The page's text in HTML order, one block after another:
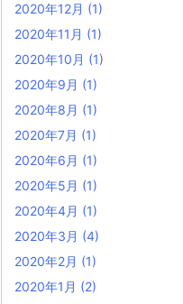
2020年12月 (1)
2020年11月 (1)
2020年10月 (1)
2020年9月 (1)
2020年8月 (1)
2020年7月 (1)
2020年6月 (1)
2020年5月 (1)
2020年4月 (1)
2020年3月 (4)
2020年2月 (1)
2020年1月 (2)